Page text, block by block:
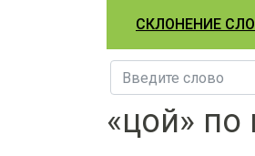
СКЛОНЕНИЕ
«цой»